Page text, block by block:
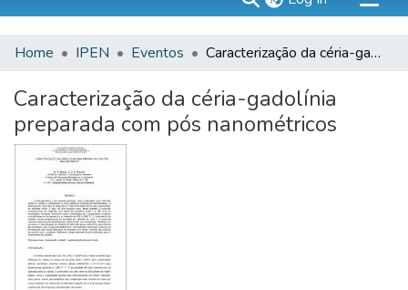
Sobre
Communities & Collections
All of DSpace
Statistics
Home IPEN Eventos Caracterização da céria-gadolínia preparada com pós nanométricos
Caracterização da céria-gadolínia
preparada com pós nanométricos